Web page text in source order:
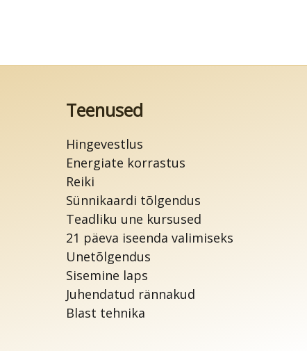
Teenused
Hingevestlus
Energiate korrastus
Reiki
Sünnikaardi tõlgendus
Teadliku une kursused
21 päeva iseenda valimiseks
Unetõlgendus
Sisemine laps
Juhendatud rännakud
Blast tehnika